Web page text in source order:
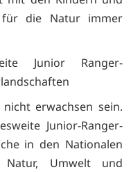
für die Natur immer
Junior Ranger-
erwachsen sein.
Junior-Ranger-
in den Nationalen
Natur, Umwelt und